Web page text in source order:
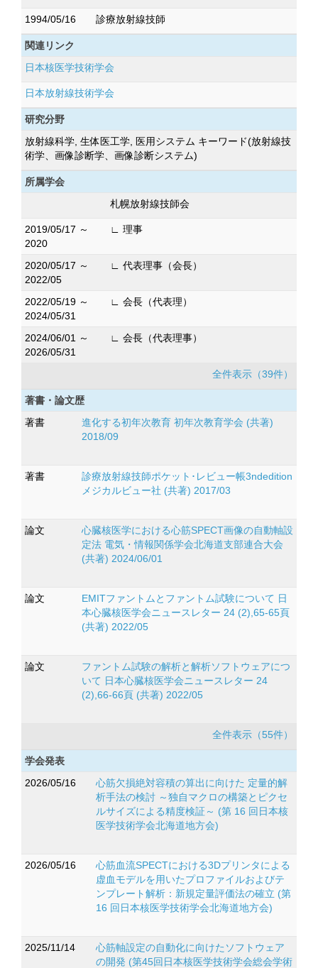
1994/05/16 診療放射線技師
関連リンク
日本核医学技術学会
日本放射線技術学会
研究分野
放射線科学, 生体医工学, 医用システム キーワード(放射線技
術学、画像診断学、画像診断システム)
所属学会
札幌放射線技師会
2019/05/17 ～
2020
∟ 理事
2020/05/17 ～
2022/05
∟ 代表理事（会長）
2022/05/19 ～
2024/05/31
∟ 会長（代表理）
2024/06/01 ～
2026/05/31
∟ 会長（代表理事）
全件表示（39件）
著書・論文歴
著書
進化する初年次教育 初年次教育学会 (共著)
2018/09
著書
診療放射線技師ポケット･レビュー帳3ndedition
メジカルビュー社 (共著) 2017/03
論文
心臓核医学における心筋SPECT画像の自動軸設
定法 電気・情報関係学会北海道支部連合大会
(共著) 2024/06/01
論文
EMITファントムとファントム試験について 日
本心臓核医学会ニュースレター 24 (2),65-65頁
(共著) 2022/05
論文
ファントム試験の解析と解析ソフトウェアにつ
いて 日本心臓核医学会ニュースレター 24
(2),66-66頁 (共著) 2022/05
全件表示（55件）
学会発表
2026/05/16
心筋欠損絶対容積の算出に向けた 定量的解
析手法の検討 ～独自マクロの構築とピクセ
ルサイズによる精度検証～ (第 16 回日本核
医学技術学会北海道地方会)
2026/05/16
心筋血流SPECTにおける3Dプリンタによる
虚血モデルを用いたプロファイルおよびテ
ンプレート解析：新規定量評価法の確立 (第
16 回日本核医学技術学会北海道地方会)
2025/11/14
心筋軸設定の自動化に向けたソフトウェア
の開発 (第45回日本核医学技術学会総会学術